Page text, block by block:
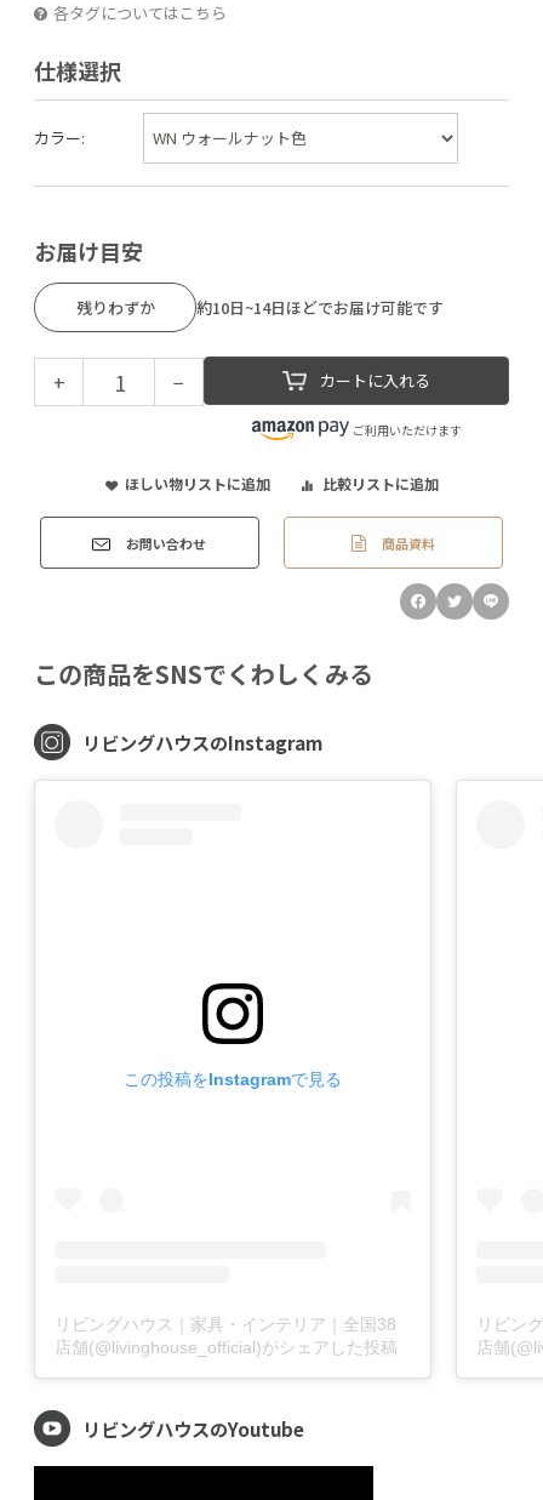
各タグについてはこちら
仕様選択
カラー:
お届け目安
残りわずか 約10日~14日ほどでお届け可能です
+ − カートに入れる
ご利用いただけます
ほしい物リストに追加 比較リストに追加
お問い合わせ 商品資料
この商品をSNSでくわしくみる
リビングハウスのInstagram
この投稿をInstagramで見る
リビングハウス｜家具・インテリア｜全国38
店舗(@livinghouse_official)がシェアした投稿
リビン
店舗
リビングハウスのYoutube